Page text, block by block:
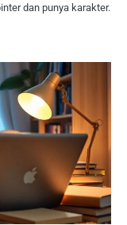
dan punya karakter.